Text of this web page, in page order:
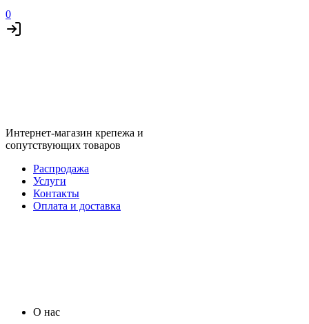
0
Интернет-магазин крепежа и
сопутствующих товаров
Распродажа
Услуги
Контакты
Оплата и доставка
О нас